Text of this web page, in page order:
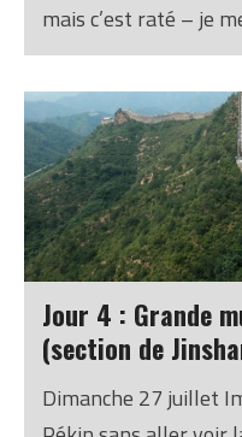
mais c’est raté – je
Je voulais arriver tôt
m’imprégner de
les hordes de
finalement près de
ticket.
Jour 4 : Grande
(section de
Dimanche 27 juillet